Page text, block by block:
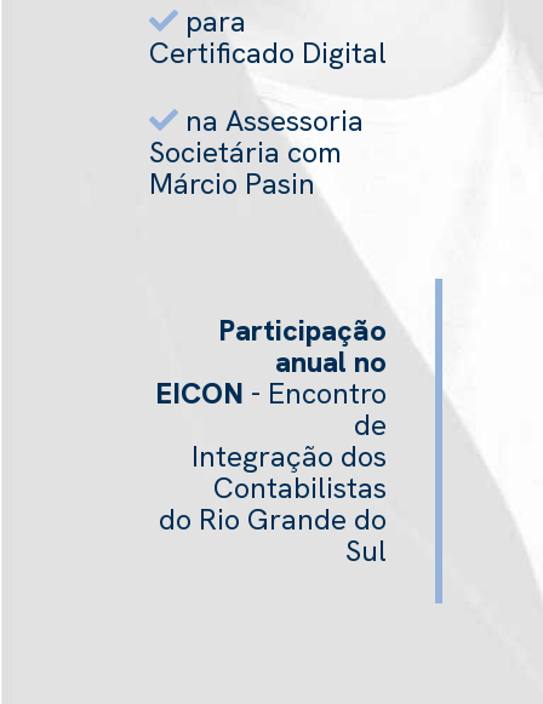
para
Certificado Digital
na Assessoria
Societária com
Márcio Pasin
Participação
anual no
EICON - Encontro
de
Integração dos
Contabilistas
do Rio Grande do
Sul